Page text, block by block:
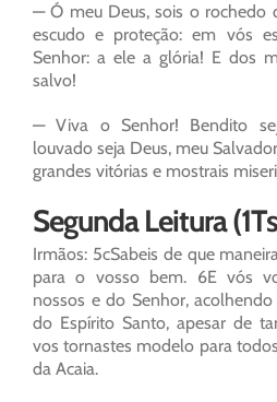
— Ó meu Deus, sois o rochedo
escudo e proteção: em vós
Senhor: a ele a glória! E dos
salvo!
— Viva o Senhor! Bendito
louvado seja Deus, meu
grandes vitórias e mostrais
Segunda Leitura
Irmãos: 5cSabeis de que
para o vosso bem. 6E vós
nossos e do Senhor,
do Espírito Santo, apesar de
vos tornastes modelo para
da Acaia.